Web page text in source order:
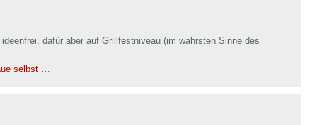
dafür aber auf Grillfestniveau (im wahrsten Sinne des
selbst …